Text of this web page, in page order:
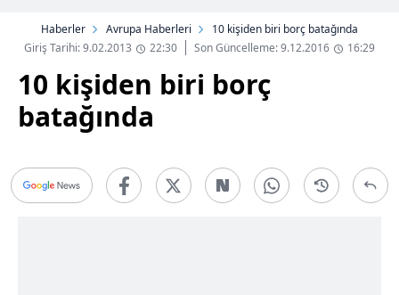
Haberler Avrupa Haberleri
10 kişiden biri borç batağında
Giriş Tarihi: 9.02.2013
22:30 Son Güncelleme: 9.12.2016 16:29
10 kişiden biri borç
batağında